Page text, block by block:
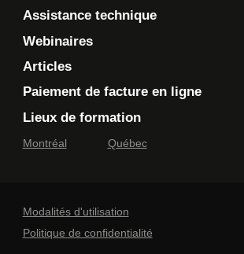
Assistance technique
Webinaires
Articles
Paiement de facture en ligne
Lieux de formation
Montréal Québec
Modalités d'utilisation
Politique de confidentialité